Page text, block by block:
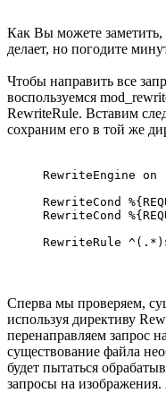
Как Вы можете заметить,
делает, но погодите
Чтобы направить все
воспользуемся
RewriteRule. Вставим
сохраним его в той же
RewriteEngine on
RewriteCond
RewriteCond
Сперва мы проверяем,
используя директиву
перенаправляем запрос
существование файла
будет пытаться
запросы на